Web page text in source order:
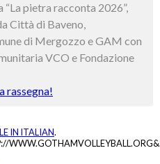
“La pietra racconta 2026”,
Città di Baveno,
di Mergozzo e GAM con
VCO e Fondazione
rassegna!
IN ITALIAN.